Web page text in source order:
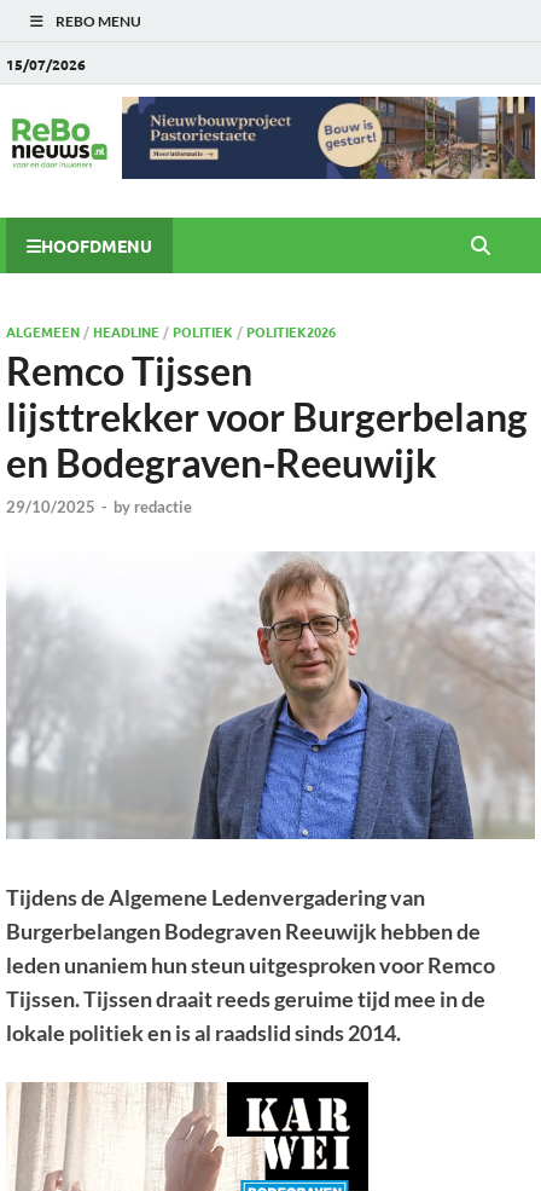
REBO MENU
15/07/2026
HOOFDMENU
ALGEMEEN/ HEADLINE/ POLITIEK / POLITIEK2026
Remco Tijssen
lijsttrekker voor Burgerbelang
en Bodegraven-Reeuwijk
29/10/2025 - by redactie
Tijdens de Algemene Ledenvergadering van
Burgerbelangen Bodegraven Reeuwijk hebben de
leden unaniem hun steun uitgesproken voor Remco
Tijssen. Tijssen draait reeds geruime tijd mee in de
lokale politiek en is al raadslid sinds 2014.